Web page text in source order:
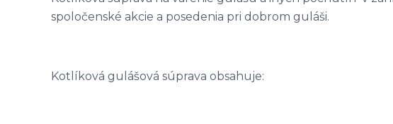
spoločenské akcie a posedenia pri dobrom guláši.
Kotlíková gulášová súprava obsahuje: